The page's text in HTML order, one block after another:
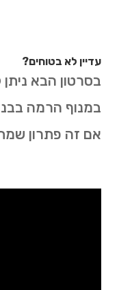
עדיין לא בטוחים?
בסרטון הבא
במנוף הרמה
אם זה פתרון